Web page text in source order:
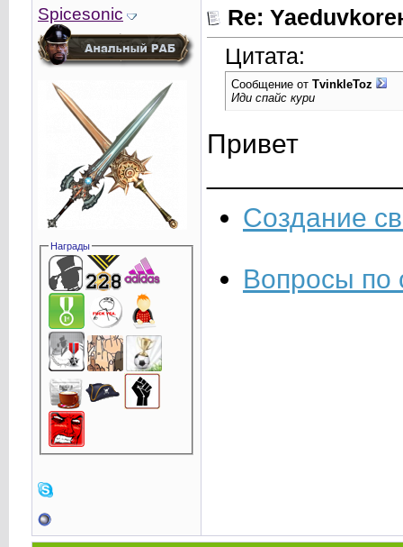
Spicesonic
Награды
Re:
Цитата:
Сообщение от TvinkleToz
Иди спайс кури
Привет
Создание
Вопросы по